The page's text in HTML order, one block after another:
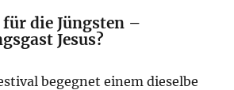
die Jüngsten –
Jesus?
begegnet einem dieselbe